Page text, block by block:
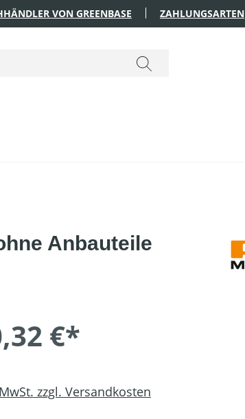
VON GREENBASE ZAHLUNGSARTEN
Anbauteile
€*
zzgl. Versandkosten